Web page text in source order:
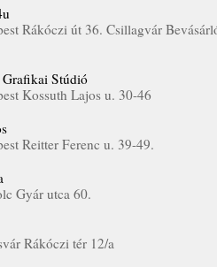
Rákóczi út 36. Csillagvár
Stúdió
Kossuth Lajos u. 30-46
Reitter Ferenc u. 39-49.
Gyár utca 60.
Rákóczi tér 12/a